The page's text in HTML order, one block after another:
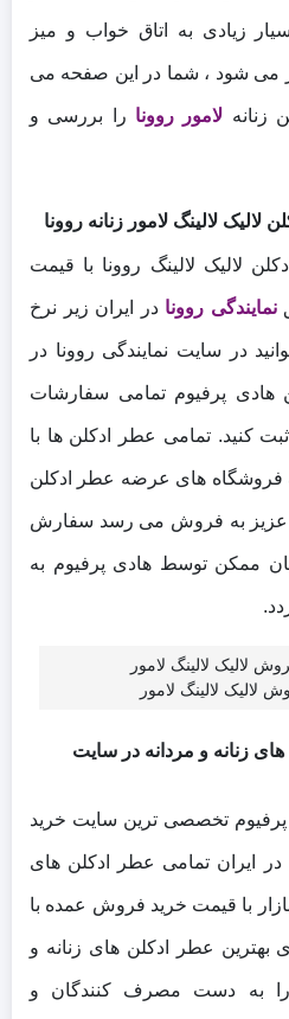
زیادی به اتاق خواب و میز
می شود ، شما در این صفحه می
زنانه لامور روونا را بررسی و
لالینگ لامور زنانه روونا
لالیک لالینگ روونا با قیمت
نمایندگی روونا در ایران زیر نرخ
در سایت نمایندگی روونا در
هادی پرفیوم تمامی سفارشات
کنید. تمامی عطر ادکلن ها با
های عرضه عطر ادکلن
عزیز به فروش می رسد سفارش
ممکن توسط هادی پرفیوم به
لالیک لالینگ لامور
های زنانه و مردانه در سایت
تخصصی ترین سایت خرید
ایران تمامی عطر ادکلن های
با قیمت خرید فروش عمده با
بهترین عطر ادکلن های زنانه و
را به دست مصرف کنندگان و